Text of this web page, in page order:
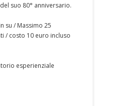
suo 80° anniversario.
su / Massimo 25
/ costo 10 euro incluso
esperienziale